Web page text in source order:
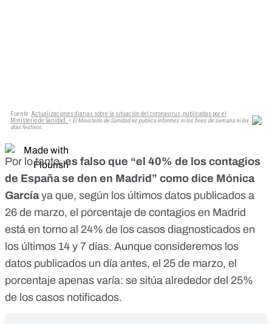
Por lo tanto,es falso que “el 40% de los contagios
de España se den en Madrid” como dice Mónica
Garcíaya que, según los últimos datos publicados a
26 de marzo, el porcentaje de contagios en Madrid
está en torno al 24% de los casos diagnosticados en
los últimos 14 y 7 días. Aunque consideremos los
datos publicados un día antes, el 25 de marzo, el
porcentaje apenas varía: se sitúa alrededor del 25%
de los casos notificados.